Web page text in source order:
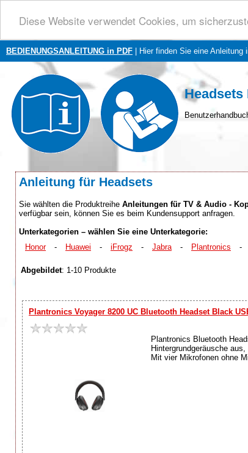
Diese Website verwendet Cookies, um
BEDIENUNGSANLEITUNG in PDF | Hier finden Sie eine Anleitung
Headsets
Anleitung für Headsets
Sie wählten die Produktreihe Anleitungen für TV & Audio -
verfügbar sein, können Sie es beim Kundensupport anfragen.
Unterkategorien – wählen Sie eine Unterkategorie:
Honor
- Huawei - iFrogz - Jabra - Plantronics -
Abgebildet: 1-10 Produkte
Plantronics Voyager 8200 UC Bluetooth Headset Black
Plantronics Bluetooth
Hintergrundgeräusche
Mit vier Mikrofonen ohne